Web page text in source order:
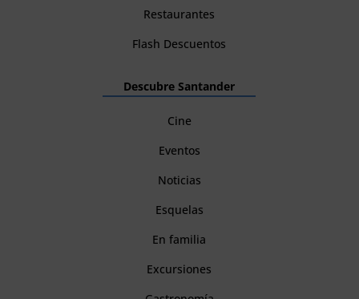
Restaurantes
Flash Descuentos
Descubre Santander
Cine
Eventos
Noticias
Esquelas
En familia
Excursiones